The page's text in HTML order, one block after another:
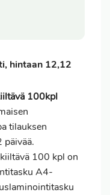
hintaan 12,12
100kpl
tilauksen
päivää.
100 kpl on
A4-